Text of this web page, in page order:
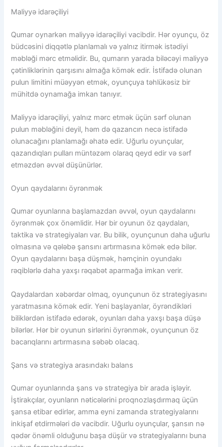
Maliyyə idarəçiliyi
Qumar oynarkən maliyyə idarəçiliyi vacibdir. Hər oyunçu, öz
büdcəsini diqqətlə planlamalı və yalnız itirmək istədiyi
məbləği mərc etməlidir. Bu, qumarın yarada biləcəyi maliyyə
çətinliklərinin qarşısını almağa kömək edir. İstifadə olunan
pulun limitini müəyyən etmək, oyunçuya təhlükəsiz bir
mühitdə oynamağa imkan tanıyır.
Maliyyə idarəçiliyi, yalnız mərc etmək üçün sərf olunan
pulun məbləğini deyil, həm də qazancın necə istifadə
olunacağını planlamağı əhatə edir. Uğurlu oyunçular,
qazandıqları pulları müntəzəm olaraq qeyd edir və sərf
etməzdən əvvəl düşünürlər.
Oyun qaydalarını öyrənmək
Qumar oyunlarına başlamazdan əvvəl, oyun qaydalarını
öyrənmək çox önəmlidir. Hər bir oyunun öz qaydaları,
taktika və strategiyaları var. Bu bilik, oyunçunun daha uğurlu
olmasına və qələbə şansını artırmasına kömək edə bilər.
Oyun qaydalarını başa düşmək, həmçinin oyundakı
rəqiblərlə daha yaxşı rəqabət aparmağa imkan verir.
Qaydalardan xəbərdar olmaq, oyunçunun öz strategiyasını
yaratmasına kömək edir. Yeni başlayanlar, öyrəndikləri
biliklərdən istifadə edərək, oyunları daha yaxşı başa düşə
bilərlər. Hər bir oyunun sirlərini öyrənmək, oyunçunun öz
bacarıqlarını artırmasına səbəb olacaq.
Şans və strategiya arasındakı balans
Qumar oyunlarında şans və strategiya bir arada işləyir.
İştirakçılar, oyunların nəticələrini proqnozlaşdırmaq üçün
şansa etibar edirlər, amma eyni zamanda strategiyalarını
inkişaf etdirmələri də vacibdir. Uğurlu oyunçular, şansın nə
qədər önəmli olduğunu başa düşür və strategiyalarını buna